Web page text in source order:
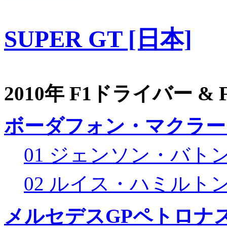
SUPER GT [日本]
2010年 F1ドライバー &
ボーダフォン・マクラ
01 ジェンソン・バト
02 ルイス・ハミルト
メルセデスGPペトロナ